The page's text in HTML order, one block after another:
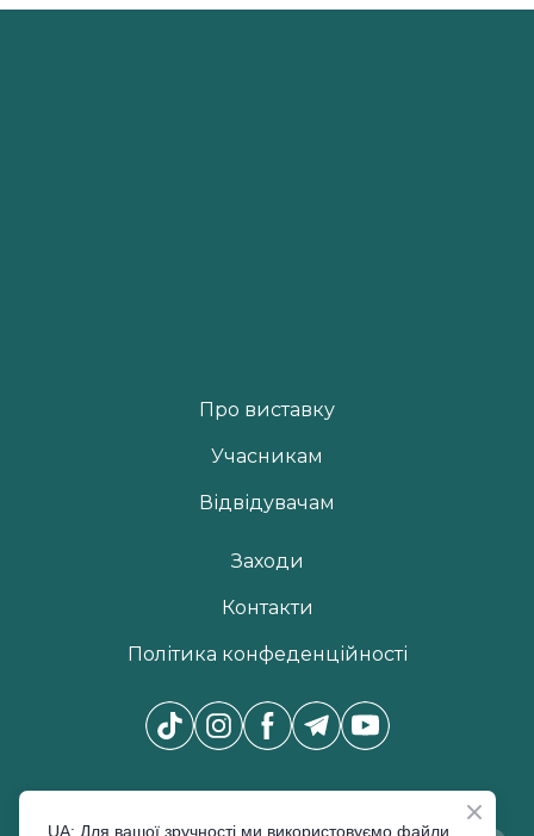
Про виставку
Учасникам
Відвідувачам
Заходи
Контакти
Політика конфеденційності
UA: Для вашої зручності ми використовуємо файли